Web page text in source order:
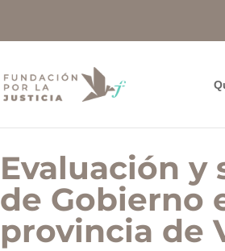
Evaluación y
de Gobierno
provincia de